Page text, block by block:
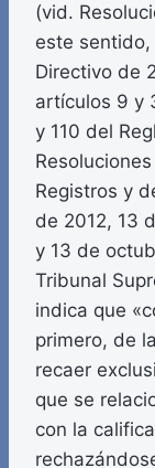
(vid.
este
Directivo de
artículos 9 y
y 110 del
Registros y
de 2012, 13
y 13 de
Tribunal
indica que
primero, de
recaer
que se
con la